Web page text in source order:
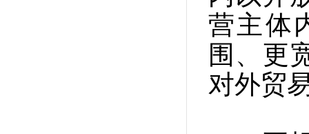
营主体
围、更
对外贸